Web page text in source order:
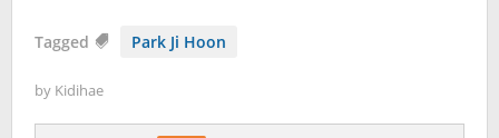
Tagged Park Ji Hoon
by Kidihae